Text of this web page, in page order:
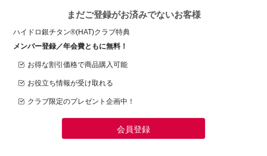
まだご登録がお済みでないお客様
ハイドロ銀チタン®(HAT)クラブ特典
メンバー登録／年会費ともに無料！
お得な割引価格で商品購入可能
お役立ち情報が受け取れる
クラブ限定のプレゼント企画中！
会員登録